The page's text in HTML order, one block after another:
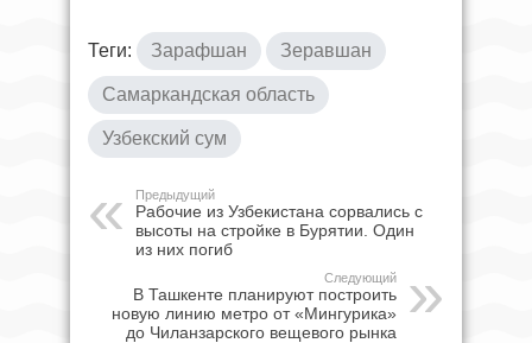
Теги: Зарафшан Зеравшан
Самаркандская область
Узбекский сум
Предыдущий
Рабочие из Узбекистана сорвались с
высоты на стройке в Бурятии. Один
из них погиб
Следующий
В Ташкенте планируют построить
новую линию метро от «Мингурика»
до Чиланзарского вещевого рынка